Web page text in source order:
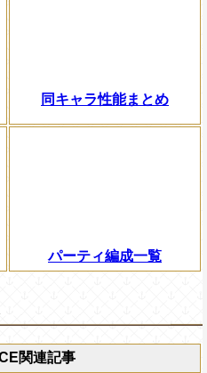
同キャラ性能まとめ
パーティ編成一覧
関連記事